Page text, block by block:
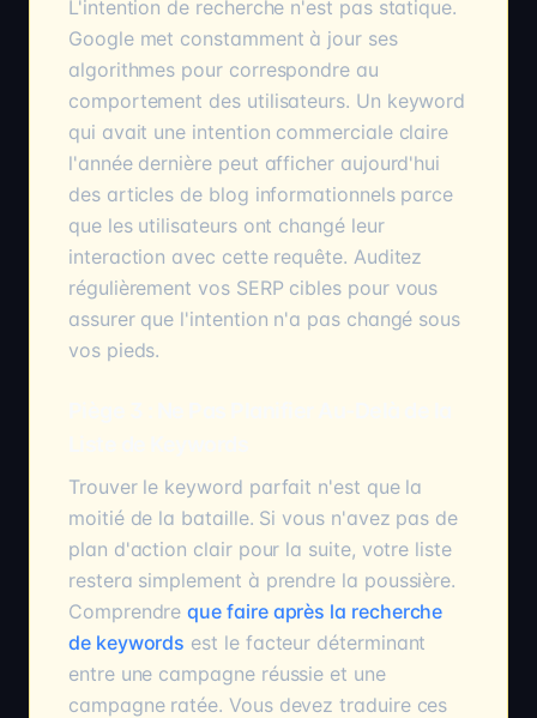
L'intention de recherche n'est pas statique.
Google met constamment à jour ses
algorithmes pour correspondre au
comportement des utilisateurs. Un keyword
qui avait une intention commerciale claire
l'année dernière peut afficher aujourd'hui
des articles de blog informationnels parce
que les utilisateurs ont changé leur
interaction avec cette requête. Auditez
régulièrement vos SERP cibles pour vous
assurer que l'intention n'a pas changé sous
vos pieds.
Trouver le keyword parfait n'est que la
moitié de la bataille. Si vous n'avez pas de
plan d'action clair pour la suite, votre liste
restera simplement à prendre la poussière.
Comprendreque faire après la recherche
de keywords est le facteur déterminant
entre une campagne réussie et une
campagne ratée. Vous devez traduire ces